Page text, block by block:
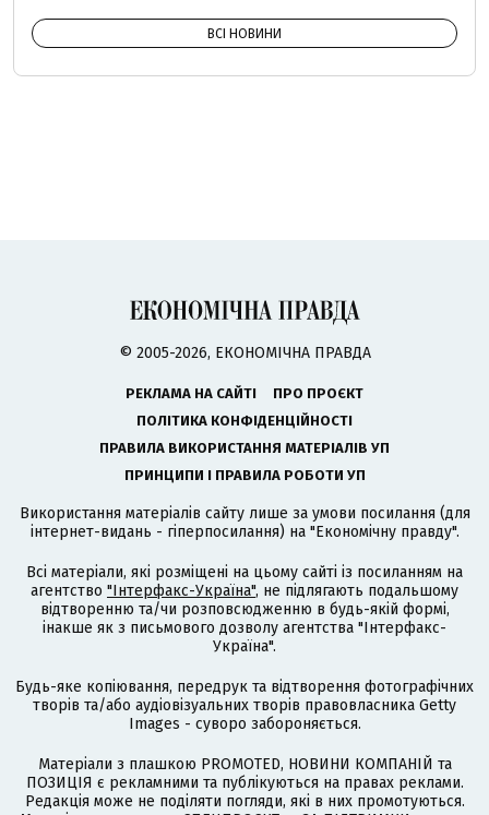
ВСІ НОВИНИ
© 2005-2026, ЕКОНОМІЧНА ПРАВДА
РЕКЛАМА НА САЙТІ
ПРО ПРОЄКТ
ПОЛІТИКА КОНФІДЕНЦІЙНОСТІ
ПРАВИЛА ВИКОРИСТАННЯ МАТЕРІАЛІВ УП
ПРИНЦИПИ І ПРАВИЛА РОБОТИ УП
Використання матеріалів сайту лише за умови посилання (для
інтернет-видань - гіперпосилання) на "Економічну правду".
Всі матеріали, які розміщені на цьому сайті із посиланням на
агентство "Інтерфакс-Україна", не підлягають подальшому
відтворенню та/чи розповсюдженню в будь-якій формі,
інакше як з письмового дозволу агентства "Інтерфакс-
Україна".
Будь-яке копіювання, передрук та відтворення фотографічних
творів та/або аудіовізуальних творів правовласника Getty
Images - суворо забороняється.
Матеріали з плашкою PROMOTED, НОВИНИ КОМПАНІЙ та
ПОЗИЦІЯ є рекламними та публікуються на правах реклами.
Редакція може не поділяти погляди, які в них промотуються.